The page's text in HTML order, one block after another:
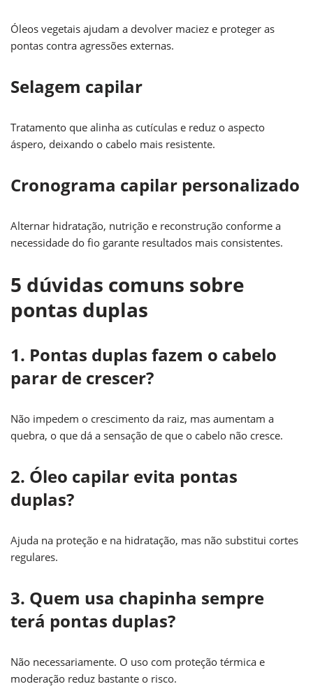
Óleos vegetais ajudam a devolver maciez e proteger as
pontas contra agressões externas.
Selagem capilar
Tratamento que alinha as cutículas e reduz o aspecto
áspero, deixando o cabelo mais resistente.
Cronograma capilar personalizado
Alternar hidratação, nutrição e reconstrução conforme a
necessidade do fio garante resultados mais consistentes.
5 dúvidas comuns sobre
pontas duplas
1. Pontas duplas fazem o cabelo
parar de crescer?
Não impedem o crescimento da raiz, mas aumentam a
quebra, o que dá a sensação de que o cabelo não cresce.
2. Óleo capilar evita pontas
duplas?
Ajuda na proteção e na hidratação, mas não substitui cortes
regulares.
3. Quem usa chapinha sempre
terá pontas duplas?
Não necessariamente. O uso com proteção térmica e
moderação reduz bastante o risco.